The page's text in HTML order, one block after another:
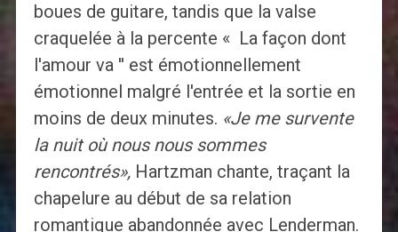
boues de guitare, tandis que la valse
craquelée à la percente « La façon dont
l'amour va '' est émotionnellement
émotionnel malgré l'entrée et la sortie en
moins de deux minutes. «Je me survente
la nuit où nous nous sommes
rencontrés»,Hartzman chante, traçant la
chapelure au début de sa relation
romantique abandonnée avec Lenderman.